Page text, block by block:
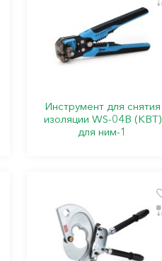
Инструмент для снятия
изоляции WS-04B (КВТ)
для ним-1